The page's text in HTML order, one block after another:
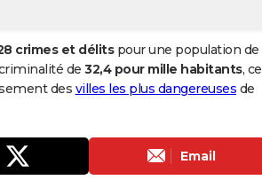
crimes et délitspour une population de
de 32,4 pour mille habitants, ce
des villes les plus dangereuses de
Email